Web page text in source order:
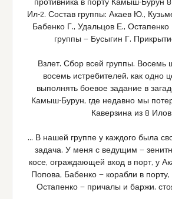
противника в порту Камыш-Бурун
Ил-2. Состав группы: Акаев Ю.,
Бабенко Г., Удальцов Е.,
группы — Бусыгин Г.
Взлет. Сбор всей группы. Восемь
восемь истребителей, как одно
выполнять боевое задание в
Камыш-Бурун, где недавно мы
Каверзина из 8 Илов.
… В нашей группе у каждого была
задача. У меня с ведущим —
косе, ограждающей вход в порт, у
Попова, Бабенко — корабли в
Остапенко — причалы и баржи,